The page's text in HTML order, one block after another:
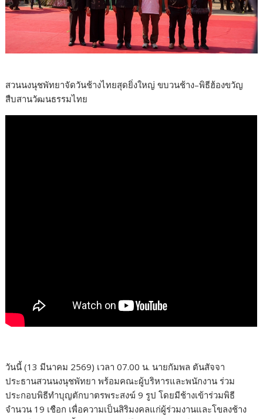
สวนนงนุชพัทยาจัดวันช้างไทยสุดยิ่งใหญ่ ขบวนช้าง–พิธีฮ้องขวัญ
สืบสานวัฒนธรรมไทย
วันนี้ (13 มีนาคม 2569) เวลา 07.00 น. นายกัมพล ตันสัจจา
ประธานสวนนงนุชพัทยา พร้อมคณะผู้บริหารและพนักงาน ร่วม
ประกอบพิธีทำบุญตักบาตรพระสงฆ์ 9 รูป โดยมีช้างเข้าร่วมพิธี
จำนวน 19 เชือก เพื่อความเป็นสิริมงคลแก่ผู้ร่วมงานและโขลงช้าง